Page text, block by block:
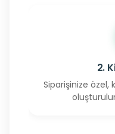
2.
Siparişinize özel,